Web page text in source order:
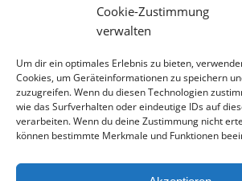
Cookie-Zustimmung
verwalten
Um dir ein optimales Erlebnis zu bieten,
Cookies, um Geräteinformationen zu speichern
zuzugreifen. Wenn du diesen Technologien
wie das Surfverhalten oder eindeutige IDs auf
verarbeiten. Wenn du deine Zustimmung nicht
können bestimmte Merkmale und Funktionen